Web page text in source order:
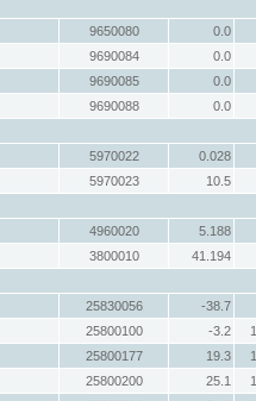
9650080
0.0
9690084
0.0
9690085
0.0
9690088
0.0
5970022
0.028
5970023
10.5
4960020
5.188
3800010
41.194
25830056
-38.7
25800100 -3.2
25800177 19.3
25800200 25.1